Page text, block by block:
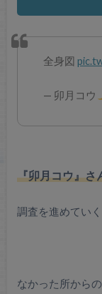
全身図
— 卯月コウ
『卯月コウ』さ
調査を進めてい
なかった所からの